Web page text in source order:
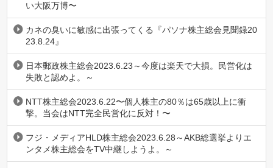
い大阪万博〜
カネの臭いに敏感に出張ってくる『パソナ株主総会見聞録20
23.8.24』
日本郵政株主総会2023.6.23～今度は楽天で大損。民営化は
失敗と認めよ。～
NTT株主総会2023.6.22〜個人株主の80％は65歳以上に衝
撃。当会はNTT完全民営化に反対！〜
フジ・メディアHLD株主総会2023.6.28～AKB総選挙よりエ
ンタメ株主総会をTV中継しようよ。～